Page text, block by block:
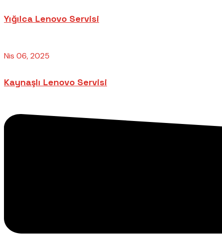
Yığılca Lenovo Servisi
Nis 06, 2025
Kaynaşlı Lenovo Servisi